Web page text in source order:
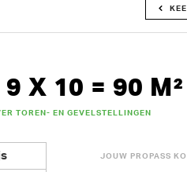
X 10 = 90 M²
TOREN- EN GEVELSTELLINGEN
JOUW PROPASS